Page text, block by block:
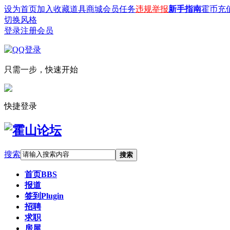
设为首页加入收藏道具商城会员任务违规举报新手指南霍币充
切换风格
登录注册会员
只需一步，快速开始
快捷登录
搜索 搜索
首页BBS
报道
签到Plugin
招聘
求职
房屋